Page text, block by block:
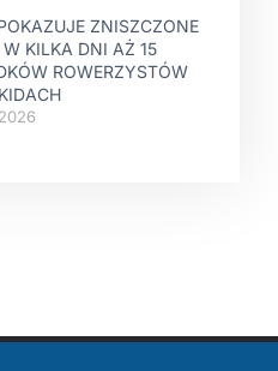
ZNISZCZONE
W KILKA DNI AŻ 15
ROWERZYSTÓW